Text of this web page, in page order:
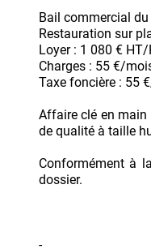
Bail commercial
Restauration sur
Loyer : 1 080 €
Charges : 55 €/
Taxe foncière : 55
Affaire clé en
de qualité à taille
Conformément à
dossier.
-